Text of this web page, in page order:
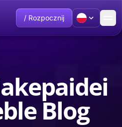
/ Rozpocznij
Blog